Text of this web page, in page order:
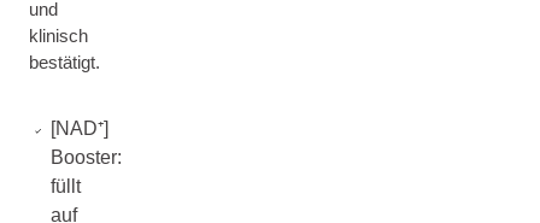
und
klinisch
bestätigt.
[NAD⁺]
Booster:
füllt
auf